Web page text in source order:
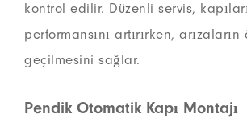
kontrol edilir. Düzenli servis,
performansını artırırken, arızaların
geçilmesini sağlar.
Pendik Otomatik Kapı Montajı